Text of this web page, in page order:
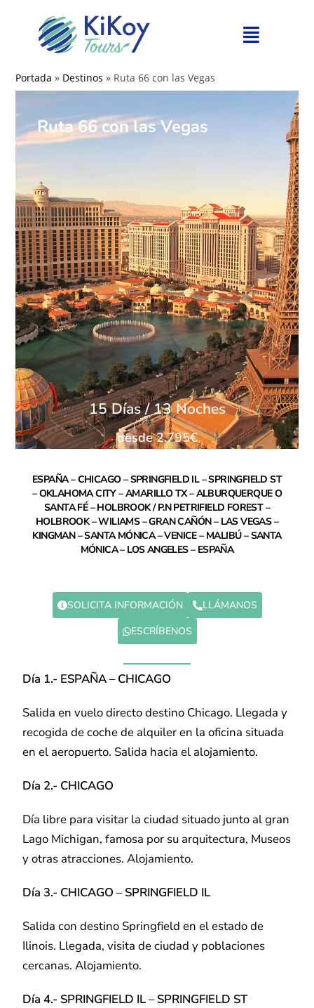
Portada » Destinos » Ruta 66 con las Vegas
Ruta 66 con las Vegas
15 Días / 13 Noches
desde 2.795€
ESPAÑA – CHICAGO – SPRINGFIELD IL – SPRINGFIELD ST
– OKLAHOMA CITY – AMARILLO TX – ALBURQUERQUE O
SANTA FÉ – HOLBROOK / P.N PETRIFIELD FOREST –
HOLBROOK – WILIAMS – GRAN CAÑÓN – LAS VEGAS –
KINGMAN – SANTA MÓNICA – VENICE – MALIBÚ – SANTA
MÓNICA – LOS ANGELES – ESPAÑA
SOLICITA INFORMACIÓN
LLÁMANOS
ESCRÍBENOS
Día 1.- ESPAÑA – CHICAGO
Salida en vuelo directo destino Chicago. Llegada y
recogida de coche de alquiler en la oficina situada
en el aeropuerto. Salida hacia el alojamiento.
Día 2.- CHICAGO
Día libre para visitar la ciudad situado junto al gran
Lago Michigan, famosa por su arquitectura, Museos
y otras atracciones. Alojamiento.
Día 3.- CHICAGO – SPRINGFIELD IL
Salida con destino Springfield en el estado de
Ilinois. Llegada, visita de ciudad y poblaciones
cercanas. Alojamiento.
Día 4.- SPRINGFIELD IL – SPRINGFIELD ST